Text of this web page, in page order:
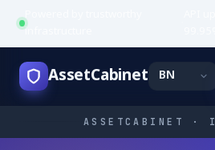
Powered by trustworthy
infrastructure
AssetCabinet
ASSETCABINET ·